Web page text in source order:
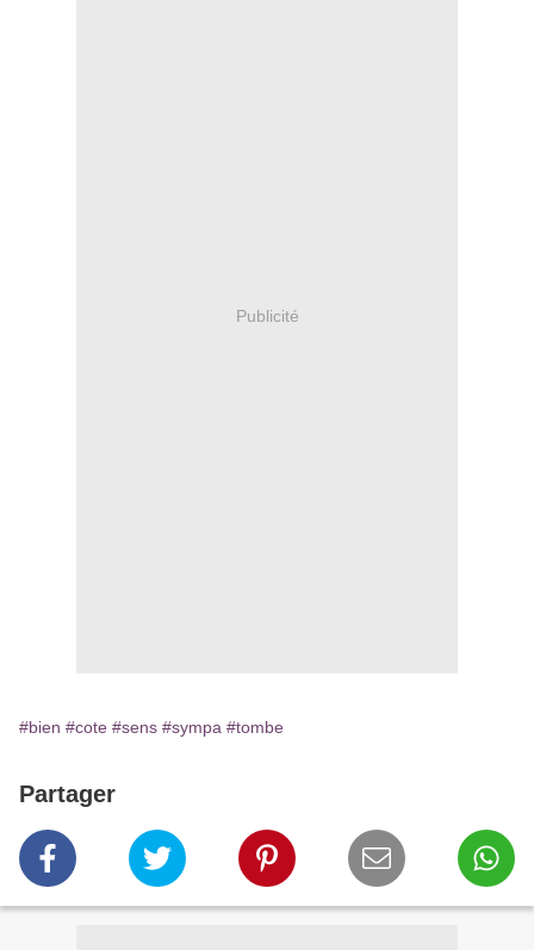
Publicité
#bien #cote #sens #sympa #tombe
Partager